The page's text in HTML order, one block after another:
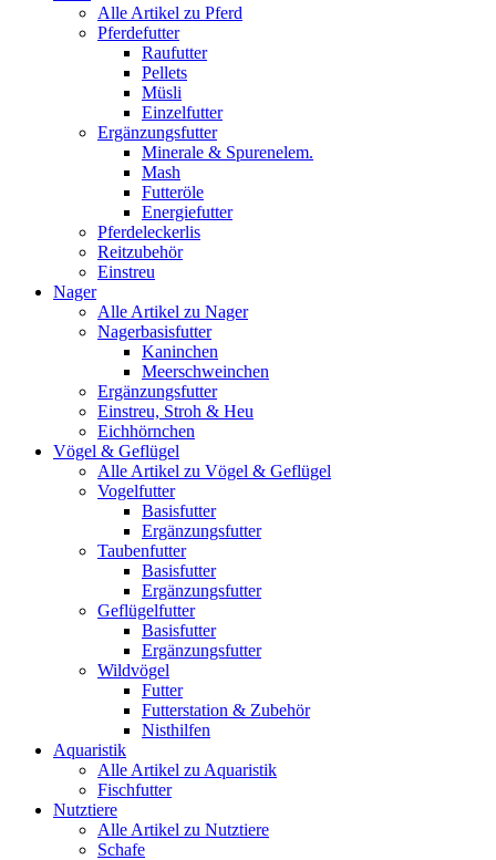
Alle Artikel zu Pferd
Pferdefutter
Raufutter
Pellets
Müsli
Einzelfutter
Ergänzungsfutter
Minerale & Spurenelem.
Mash
Futteröle
Energiefutter
Pferdeleckerlis
Reitzubehör
Einstreu
Nager
Alle Artikel zu Nager
Nagerbasisfutter
Kaninchen
Meerschweinchen
Ergänzungsfutter
Einstreu, Stroh & Heu
Eichhörnchen
Vögel & Geflügel
Alle Artikel zu Vögel & Geflügel
Vogelfutter
Basisfutter
Ergänzungsfutter
Taubenfutter
Basisfutter
Ergänzungsfutter
Geflügelfutter
Basisfutter
Ergänzungsfutter
Wildvögel
Futter
Futterstation & Zubehör
Nisthilfen
Aquaristik
Alle Artikel zu Aquaristik
Fischfutter
Nutztiere
Alle Artikel zu Nutztiere
Schafe